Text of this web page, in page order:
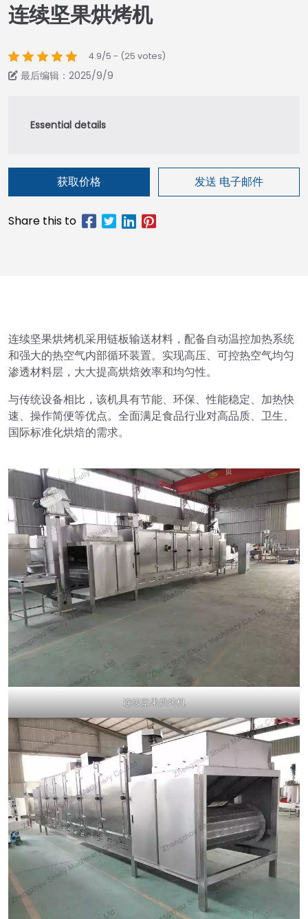
连续坚果烘烤机
4.9/5 - (25 votes)
最后编辑：2025/9/9
获取价格 发送 电子邮件
连续坚果烘烤机采用链板输送材料，配备自动温控加热系统
和强大的热空气内部循环装置。实现高压、可控热空气均匀
渗透材料层，大大提高烘焙效率和均匀性。
与传统设备相比，该机具有节能、环保、性能稳定、加热快
速、操作简便等优点。全面满足食品行业对高品质、卫生、
国际标准化烘焙的需求。
连续坚果烘烤机